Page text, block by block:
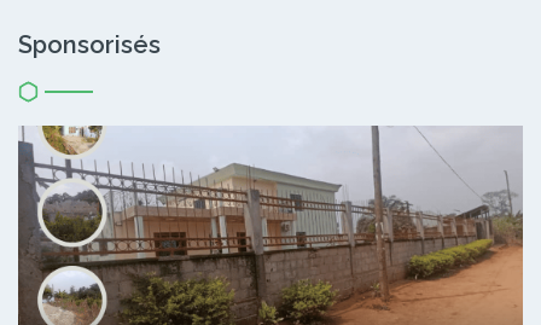
Sponsorisés